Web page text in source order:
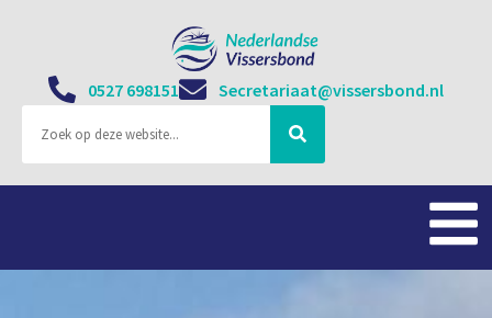
0527 698151 Secretariaat@vissersbond.nl